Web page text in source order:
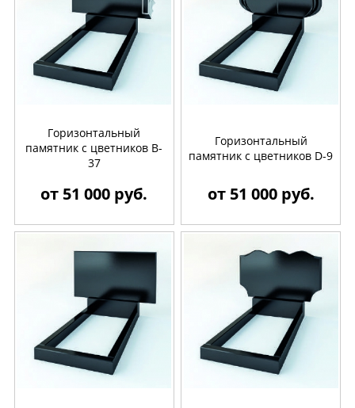
Горизонтальный
памятник с цветников B-
37
от 51 000 руб.
Горизонтальный
памятник с цветников D-9
от 51 000 руб.